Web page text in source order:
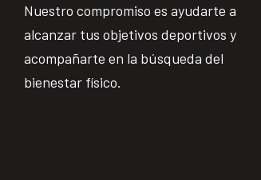
Nuestro compromiso es ayudarte a
alcanzar tus objetivos deportivos y
acompañarte en la búsqueda del
bienestar físico.